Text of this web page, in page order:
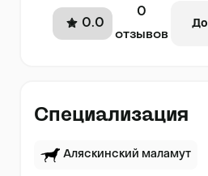
0.0
0
отзывов
Специализация
Аляскинский маламут